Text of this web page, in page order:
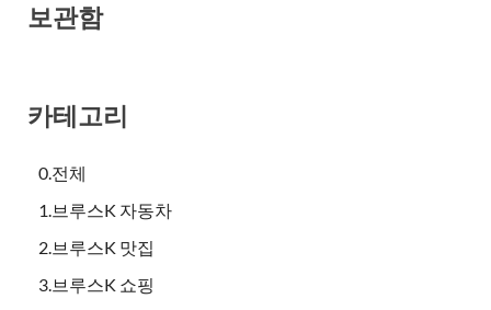
보관함
카테고리
0.전체
1.브루스K 자동차
2.브루스K 맛집
3.브루스K 쇼핑